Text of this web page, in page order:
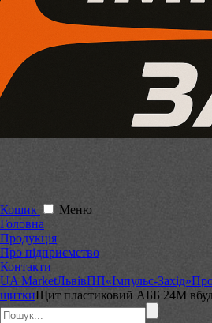
Кошик
Меню
Головна
Продукція
Про підприємство
Контакти
UA MarketЛьвівПП«Імпульс-Захід»
щиткиЩит пластиковий АББ 24М